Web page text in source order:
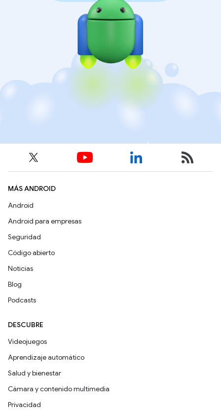
MÁS ANDROID
Android
Android para empresas
Seguridad
Código abierto
Noticias
Blog
Podcasts
DESCUBRE
Videojuegos
Aprendizaje automático
Salud y bienestar
Cámara y contenido multimedia
Privacidad